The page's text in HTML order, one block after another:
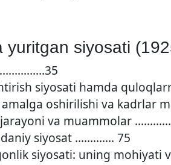
yuritgan siyosati
siyosati hamda
oshirilishi va kadrlar
jarayoni va muammolar
siyosat …………. 75
siyosati: uning